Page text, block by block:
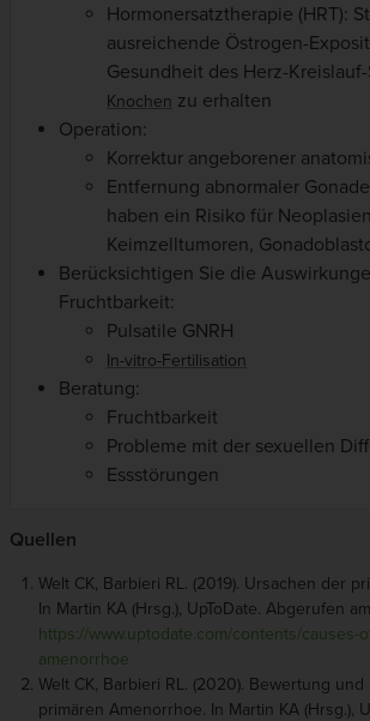
Hormonersatztherapie (HRT):
ausreichende Östrogen-
Gesundheit des Herz-
Knochen zu erhalten
Operation:
Korrektur angeborener
Entfernung abnormaler
haben ein Risiko für
Keimzelltumoren,
Berücksichtigen Sie die
Fruchtbarkeit:
Pulsatile GNRH
In-vitro-Fertilisation
Beratung:
Fruchtbarkeit
Probleme mit der sexuellen
Essstörungen
Quellen
Welt CK, Barbieri RL. (2019). Ursachen der
In Martin KA (Hrsg.), UpToDate. Abgerufen
https://www.uptodate.com/contents/causes-
amenorrhoe
Welt CK, Barbieri RL. (2020). Bewertung
primären Amenorrhoe. In Martin KA (Hrsg.),